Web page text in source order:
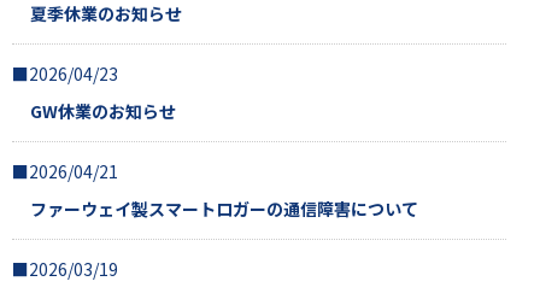
夏季休業のお知らせ
■2026/04/23
GW休業のお知らせ
■2026/04/21
ファーウェイ製スマートロガーの通信障害について
■2026/03/19